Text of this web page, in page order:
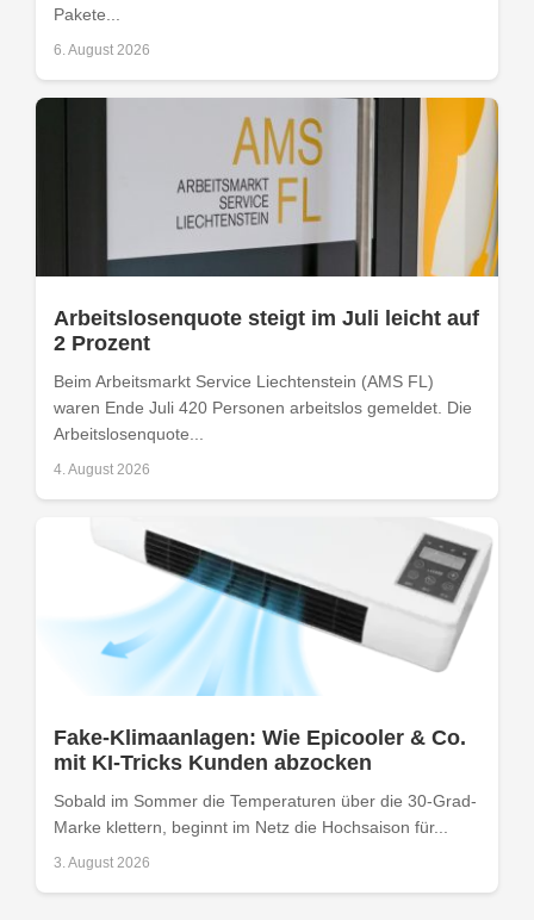
Pakete...
6. August 2026
Arbeitslosenquote steigt im Juli leicht auf
2 Prozent
Beim Arbeitsmarkt Service Liechtenstein (AMS FL)
waren Ende Juli 420 Personen arbeitslos gemeldet. Die
Arbeitslosenquote...
4. August 2026
Fake-Klimaanlagen: Wie Epicooler & Co.
mit KI-Tricks Kunden abzocken
Sobald im Sommer die Temperaturen über die 30-Grad-
Marke klettern, beginnt im Netz die Hochsaison für...
3. August 2026